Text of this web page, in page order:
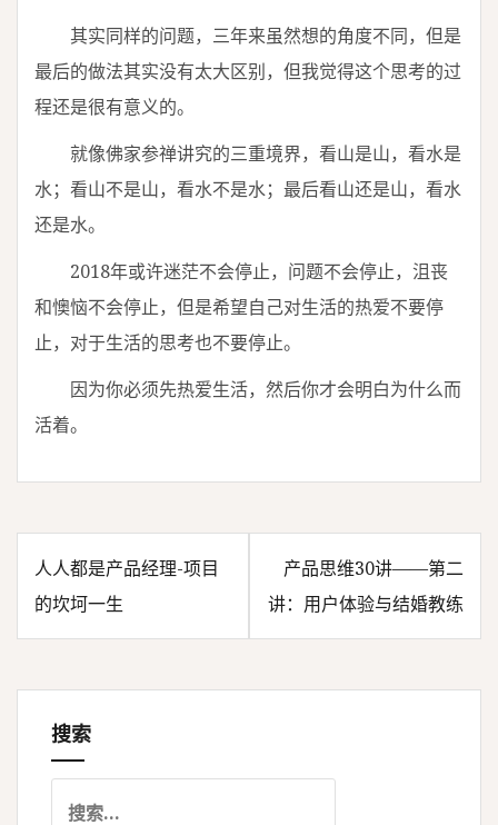
其实同样的问题，三年来虽然想的角度不同，但是
最后的做法其实没有太大区别，但我觉得这个思考的过
程还是很有意义的。
就像佛家参禅讲究的三重境界，看山是山，看水是
水；看山不是山，看水不是水；最后看山还是山，看水
还是水。
2018年或许迷茫不会停止，问题不会停止，沮丧
和懊恼不会停止，但是希望自己对生活的热爱不要停
止，对于生活的思考也不要停止。
因为你必须先热爱生活，然后你才会明白为什么而
活着。
文
人人都是产品经理-项目
的坎坷一生
产品思维30讲——第二
讲：用户体验与结婚教练
搜索